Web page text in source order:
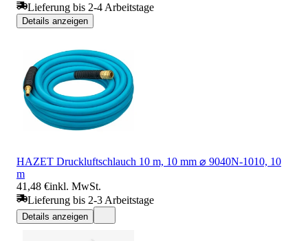
Lieferung bis 2-4 Arbeitstage
Details anzeigen
HAZET Druckluftschlauch 10 m, 10 mm ⌀ 9040N-1010, 10
m
41,48 €inkl. MwSt.
Lieferung bis 2-3 Arbeitstage
Details anzeigen